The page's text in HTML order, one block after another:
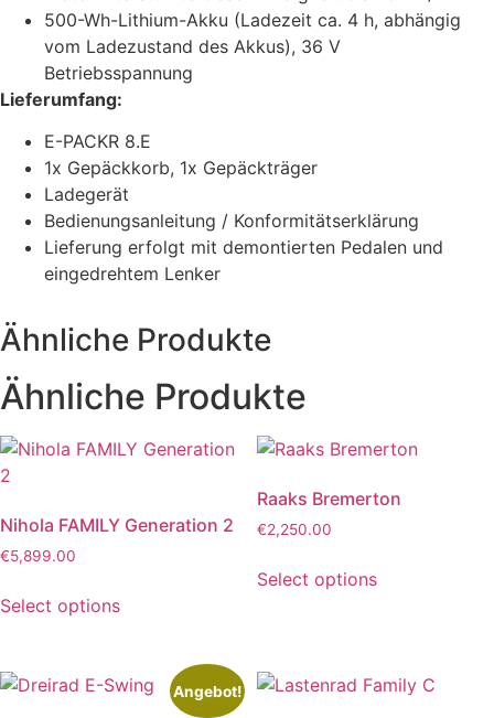
500-Wh-Lithium-Akku (Ladezeit ca. 4 h, abhängig
vom Ladezustand des Akkus), 36 V
Betriebsspannung
Lieferumfang:
E-PACKR 8.E
1x Gepäckkorb, 1x Gepäckträger
Ladegerät
Bedienungsanleitung / Konformitätserklärung
Lieferung erfolgt mit demontierten Pedalen und
eingedrehtem Lenker
Ähnliche Produkte
Ähnliche Produkte
Nihola FAMILY Generation 2
€5,899.00
Select options
Raaks Bremerton
€2,250.00
Select options
Angebot!